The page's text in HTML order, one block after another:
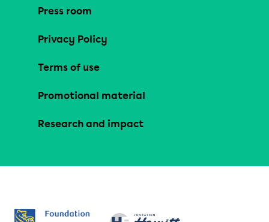
Press room
Privacy Policy
Terms of use
Promotional material
Research and impact